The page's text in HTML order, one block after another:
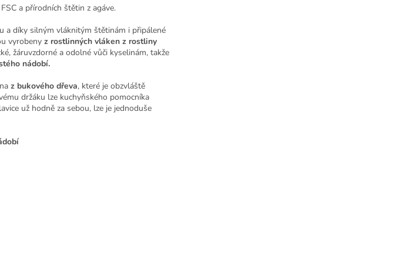
a přírodních štětin z agáve.
a díky silným vláknitým štětinám i připálené
vyrobeny z rostlinných vláken z rostliny
žáruvzdorné a odolné vůči kyselinám, takže
nádobí.
z bukového dřeva, které je obzvláště
držáku lze kuchyňského pomocníka
už hodně za sebou, lze je jednoduše